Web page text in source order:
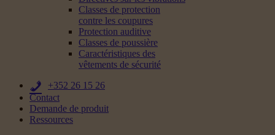
Classes de protection
contre les coupures
Protection auditive
Classes de poussière
Caractéristiques des
vêtements de sécurité
+352 26 15 26
Contact
Demande de produit
Ressources